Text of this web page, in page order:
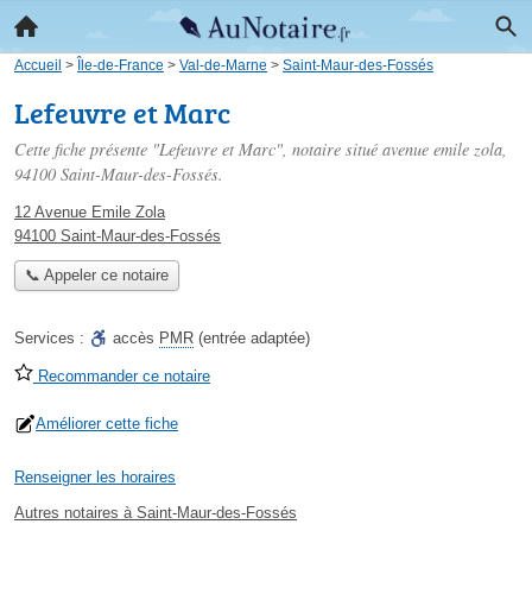
Accueil > Île-de-France > Val-de-Marne > Saint-Maur-des-Fossés
Lefeuvre et Marc
Cette fiche présente "Lefeuvre et Marc", notaire situé avenue emile zola,
94100 Saint-Maur-des-Fossés.
12 Avenue Emile Zola
94100 Saint-Maur-des-Fossés
📞 Appeler ce notaire
Services : accès PMR (entrée adaptée)
Recommander ce notaire
Améliorer cette fiche
Renseigner les horaires
Autres notaires à Saint-Maur-des-Fossés